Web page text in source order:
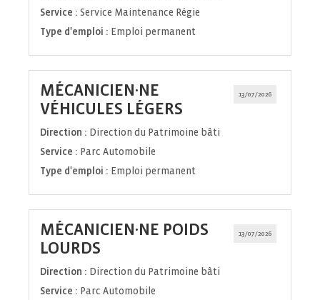
Service : Service Maintenance Régie
Type d'emploi : Emploi permanent
13/07/2026
MÉCANICIEN·NE
VÉHICULES LÉGERS
fenêtre)
Direction : Direction du Patrimoine bâti
Service : Parc Automobile
Type d'emploi : Emploi permanent
13/07/2026
MÉCANICIEN·NE POIDS
LOURDS
fenêtre)
Direction : Direction du Patrimoine bâti
Service : Parc Automobile